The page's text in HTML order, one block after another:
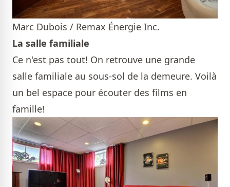
Marc Dubois / Remax Énergie Inc.
La salle familiale
Ce n'est pas tout! On retrouve une grande
salle familiale au sous-sol de la demeure. Voilà
un bel espace pour écouter des films en
famille!